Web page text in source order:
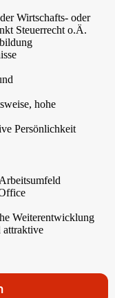
Wirtschafts- oder
Steuerrecht o.Ä.
hohe
Persönlichkeit
Weiterentwicklung
attraktive